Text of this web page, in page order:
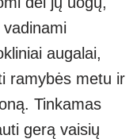
augalai,
ramybės metu ir
Tinkamas
gerą vaisių